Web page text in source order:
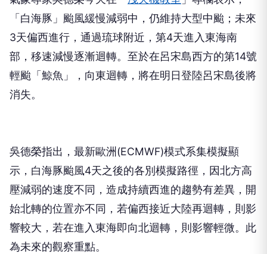
「白海豚」颱風緩慢減弱中，仍維持大型中颱；未來
3天偏西進行，通過琉球附近，第4天進入東海南
部，移速減慢逐漸迴轉。至於在呂宋島西方的第14號
輕颱「鯨魚」，向東迴轉，將在明日登陸呂宋島後將
消失。
吳德榮指出，最新歐洲(ECMWF)模式系集模擬顯
示，白海豚颱風4天之後的各別模擬路徑，因北方高
壓減弱的速度不同，造成持續西進的趨勢有差異，開
始北轉的位置亦不同，若偏西接近大陸再迴轉，則影
響較大，若在進入東海即向北迴轉，則影響輕微。此
為未來的觀察重點。